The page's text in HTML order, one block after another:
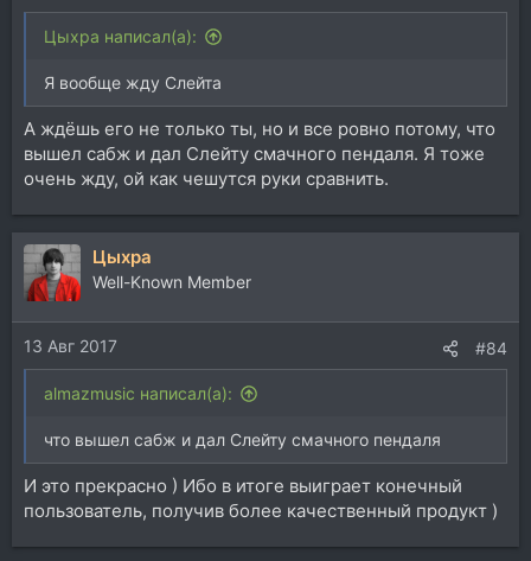
Цыхра написал(а):
Я вообще жду Слейта
А ждёшь его не только ты, но и все ровно потому, что
вышел сабж и дал Слейту смачного пендаля. Я тоже
очень жду, ой как чешутся руки сравнить.
Цыхра
Well-Known Member
13 Авг 2017 #84
almazmusic написал(а):
что вышел сабж и дал Слейту смачного пендаля
И это прекрасно ) Ибо в итоге выиграет конечный
пользователь, получив более качественный продукт )